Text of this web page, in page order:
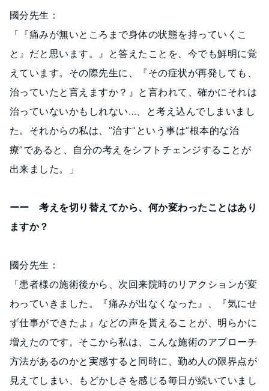
國分先生：
「『痛みが無いところまで身体の状態を持っていくこ
と』だと思います。』と答えたことを、今でも鮮明に覚
えています。その際先生に、『その症状が再発しても、
治っていたと言えますか？』と言われて、確かにそれは
治っていないかもしれない…、と考え込んでしまいまし
た。それからの私は、”治す”という事は”根本的な治
療”であると、自分の考えをシフトチェンジすることが
出来ました。」
ーー 考えを切り替えてから、何か変わったことはあり
ますか？
國分先生：
「患者様の施術後から、次回来院時のリアクションが変
わっていきました。『痛みが出なくなった』、『気にせ
ず仕事ができたよ』などの声を貰えることが、明らかに
増えたのです。そこから私は、こんな施術のアプローチ
方法があるのかと実感すると同時に、勤め人の限界点が
見えてしまい、もどかしさを感じる毎日が続いていまし